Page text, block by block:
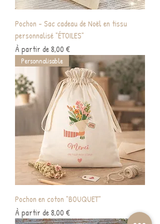
Pochon - Sac cadeau de Noël en tissu
personnalisé "ÉTOILES"
À partir de8,00 €
Prix promotionnel
Personnalisable
Pochon en coton "BOUQUET"
À partir de8,00 €
Prix promotionnel